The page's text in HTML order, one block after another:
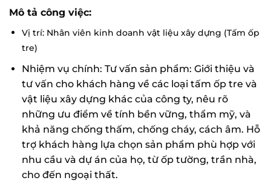
Mô tả công việc:
Vị trí: Nhân viên kinh doanh vật liệu xây dựng (Tấm ốp
tre)
Nhiệm vụ chính: Tư vấn sản phẩm: Giới thiệu và
tư vấn cho khách hàng về các loại tấm ốp tre và
vật liệu xây dựng khác của công ty, nêu rõ
những ưu điểm về tính bền vững, thẩm mỹ, và
khả năng chống thấm, chống cháy, cách âm. Hỗ
trợ khách hàng lựa chọn sản phẩm phù hợp với
nhu cầu và dự án của họ, từ ốp tường, trần nhà,
cho đến ngoại thất.